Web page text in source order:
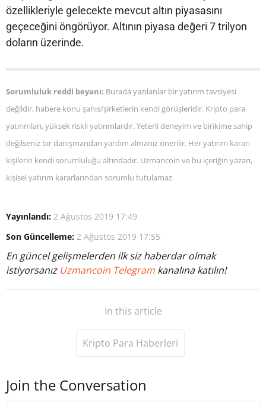
özellikleriyle gelecekte mevcut altın piyasasını
geçeceğini öngörüyor. Altının piyasa değeri 7 trilyon
doların üzerinde.
Sorumluluk reddi beyanı: Burada yazılanlar bir yatırım tavsiyesi
değildir, habere konu şahıs/şirketlerin kendi görüşleridir. Kripto para
yatırımları, yüksek riskli yatırımlardır. Yeterli deneyim ve birikime sahip
değilseniz bir danışmandan yardım almanız önerilir. Her yatırım kararı
kişilerin kendi sorumluluğu altındadır. Uzmancoin ve bu içeriğin yazarı,
kişisel yatırım kararlarından sorumlu tutulamaz.
Yayınlandı: 2 Ağustos 2019 17:49
Son Güncelleme: 2 Ağustos 2019 17:55
En güncel gelişmelerden ilk siz haberdar olmak
istiyorsanız Uzmancoin Telegram kanalına katılın!
In this article
Kripto Para Haberleri
Join the Conversation